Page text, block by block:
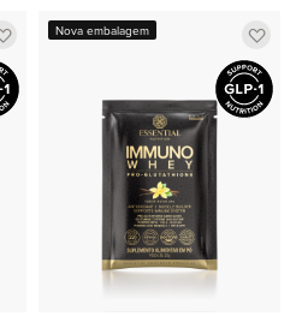
Adicionar
a
lista
de
a
lista
de
Nova embalagem